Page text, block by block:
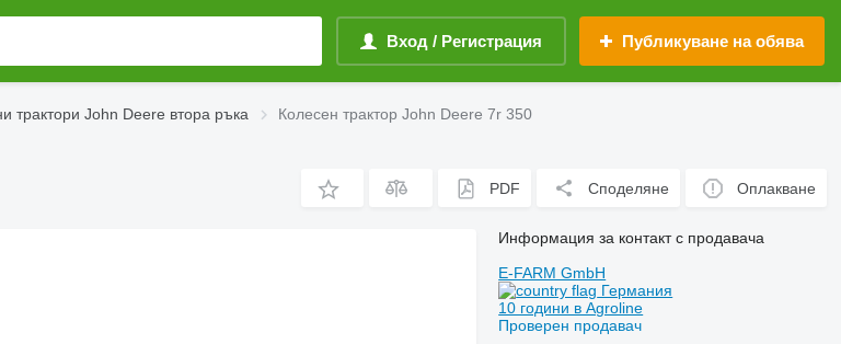
Вход / Регистрация Публикуване на обява
трактори John Deere втора ръка Колесен трактор John Deere 7r 350
PDF Споделяне Оплакване
Информация за контакт с продавача
E-FARM GmbH
Германия
10 години в Agroline
Проверен продавач